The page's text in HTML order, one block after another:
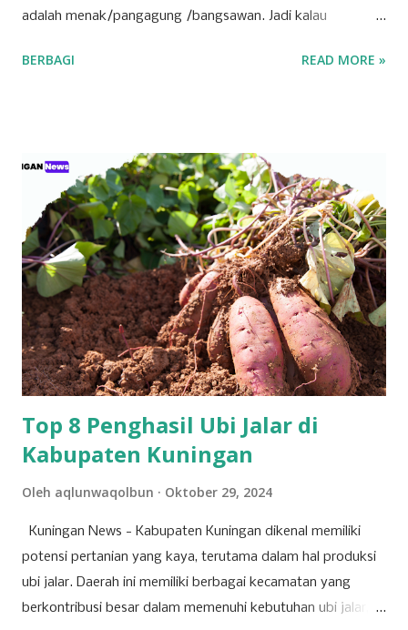
adalah menak/pangagung /bangsawan. Jadi kalau
pangagung/ bangsawan, atau juga bisa berarti seorang
bangsawan/ningrat, berwibawa, berpendidikan. Menurut
cerita leluhur, Cis = keris dari seorang bangsawan/menak
tersebut melayang dan jatuh di blok
pangbadakan/sekarang blok Cimantri sebelah utara Dusun
Malaraman, dahulu disana tempatnya pangguyangan badak
(badak mandi lumpur) dan dari Pena/ pulpen yang sering
dipakai menulis oleh bangsawan tersebut terbanglah ke
Panulisan, maka sangatlah kental ada istilah Cisantana-
Panulisan . Wilayah Kabupaten Kuningan, sudah disebut
dalam jaman keraja...
BERBAGI READ MORE »
Top 8 Penghasil Ubi Jalar di
Kabupaten Kuningan
Oleh aqlunwaqolbun Oktober 29, 2024
Kuningan News - Kabupaten Kuningan dikenal memiliki
potensi pertanian yang kaya, terutama dalam hal produksi
ubi jalar. Daerah ini memiliki berbagai kecamatan yang
berkontribusi besar dalam memenuhi kebutuhan ubi jalar,